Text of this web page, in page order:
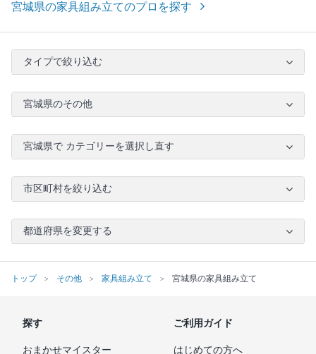
宮城県の家具組み立てのプロを探す
タイプで絞り込む
宮城県のその他
宮城県で カテゴリーを選択し直す
市区町村を絞り込む
都道府県を変更する
トップ その他 家具組み立て 宮城県の家具組み立て
探す
おまかせマイスター
ご利用ガイド
はじめての方へ